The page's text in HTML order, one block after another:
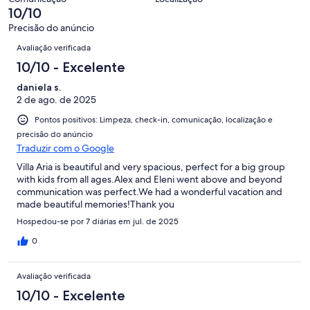
• Participate in local festivals and celebrations, such as Armata
Festival, Pomegranate Festival, Fisherman’s Festival, olive collection,
• Religious tourism: visits to local monasteries, churches, and historic
chapels
Weddings, Events, Company Retreats & TV Productions
This villa is perfect for private weddings, celebrations, corporate or
full planning support:
• Venue coordination, decoration, catering, and entertainment
• Photographer, florist, music, and buffet organization
• Permits, regulations, and venue insurance
• Wellness, yoga, corporate, or creative retreats with personalized
schedules and instructors
For yoga and wellness retreats, we provide Manduka mats, straps,
blocks, blankets, bolsters, weights, wall balls, and additional fitness
equipment upon request.
Please note: An additional charge may apply for event dates,
depending on the number of guests, size of the event, or specific
equipment requested.
Digital Concierge – “Magnificent Blue” App
33
avaliações
10/10
Precisão do anúncio
Avaliações
Avaliação verificada
10/10 - Excelente
daniela s.
2 de ago. de 2025
Pontos positivos: Limpeza, check-in, comunicação, localização e
precisão do anúncio
Traduzir com o Google
Villa Aria is beautiful and very spacious, perfect for a big group
with kids from all ages.Alex and Eleni went above and beyond
communication was perfect.We had a wonderful vacation and
made beautiful memories!Thank you
Hospedou-se por 7 diárias em jul. de 2025
0
Avaliação verificada
10/10 - Excelente